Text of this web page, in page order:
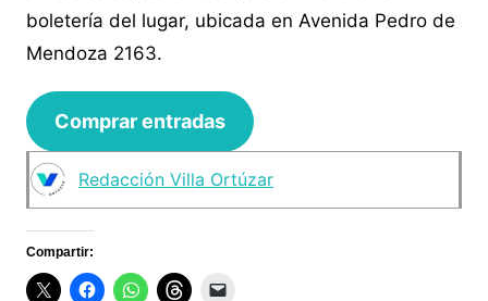
boletería del lugar, ubicada en Avenida Pedro de
Mendoza 2163.
Comprar entradas
Redacción Villa Ortúzar
Compartir: